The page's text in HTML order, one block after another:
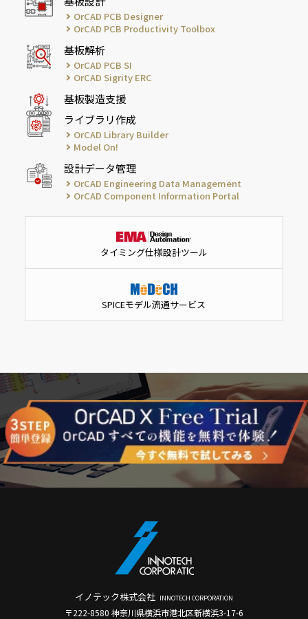
OrCAD PCB Designer
OrCAD PCB Productivity Toolbox
基板解析
OrCAD PCB SI
OrCAD Sigrity ERC
基板製造支援
ライブラリ作成
OrCAD Library Builder
Model On!
設計データ管理
OrCAD Engineering Data Management
OrCAD Component Information Portal
タイミング仕様設計ツール
SPICEモデル流通サービス
イノテック株式会社 INNOTECH CORPORATION
〒222-8580 神奈川県横浜市港北区新横浜3-17-6